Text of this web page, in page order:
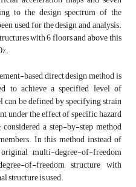
to the design spectrum of the
used for the design and analysis.
with 6 floors and above, this
based direct design method is
to achieve a specified level of
be defined by specifying strain
under the effect of specific hazard
a step-by-step method
In this method, instead of
multi-degree-of-freedom
of-freedom structure with
structure is used.